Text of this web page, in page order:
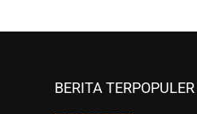
BERITA TERPOPULER